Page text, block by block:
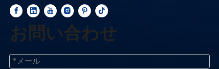
お問い合わせ